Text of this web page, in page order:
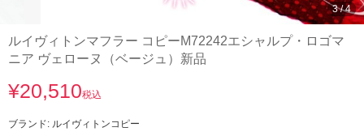
3/4
ルイヴィトンマフラー コピーM72242エシャルプ・ロゴマ
ニア ヴェローヌ（ベージュ）新品
¥20,510税込
ブランド: ルイヴィトンコピー